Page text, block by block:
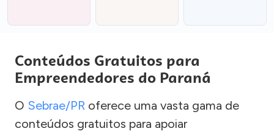
Conteúdos Gratuitos para
Empreendedores do Paraná
O Sebrae/PR oferece uma vasta gama de
conteúdos gratuitos para apoiar